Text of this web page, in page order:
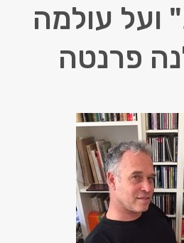
ועל עולמה
פרנטה